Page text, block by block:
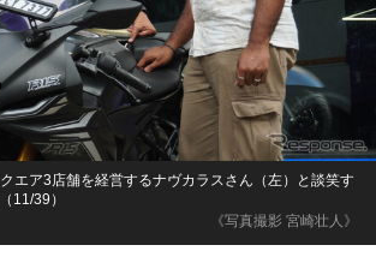
《写真撮影 宮崎壮人》
エア3店舗を経営するナヴカラスさん（左）と談笑す
11/39）